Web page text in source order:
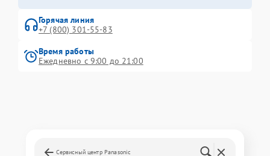
Горячая линия
+7 (800) 301-55-83
Время работы
Ежедневно с 9:00 до 21:00
Сервисный центр Panasonic